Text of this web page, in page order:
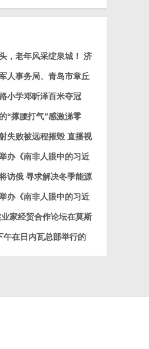
，老年风采绽泉城！ 济
人事务局、青岛市章丘
小学邓昕泽百米夺冠
“撑腰打气”感激涕零
失败被远程摧毁 直播视
办《南非人眼中的习近
访俄 寻求解决冬季能源
办《南非人眼中的习近
家经贸合作论坛在莫斯
午在日内瓦总部举行的